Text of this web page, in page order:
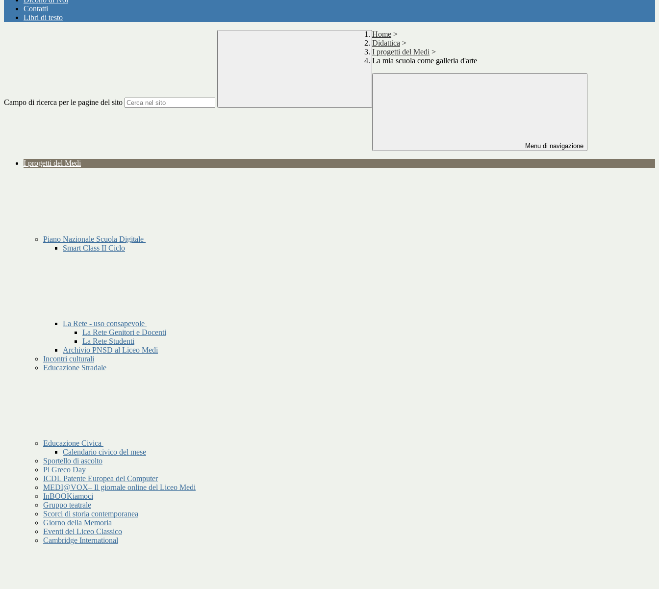
Contatti
Libri di testo
Campo di ricerca per le pagine del sito
Home >
Didattica >
I progetti del Medi >
La mia scuola come galleria d'arte
Menu di navigazione
I progetti del Medi
Piano Nazionale Scuola Digitale
Smart Class II Ciclo
La Rete - uso consapevole
La Rete Genitori e Docenti
La Rete Studenti
Archivio PNSD al Liceo Medi
Incontri culturali
Educazione Stradale
Educazione Civica
Calendario civico del mese
Sportello di ascolto
Pi Greco Day
ICDL Patente Europea del Computer
MEDI@VOX– Il giornale online del Liceo Medi
InBOOKiamoci
Gruppo teatrale
Scorci di storia contemporanea
Giorno della Memoria
Eventi del Liceo Classico
Cambridge International